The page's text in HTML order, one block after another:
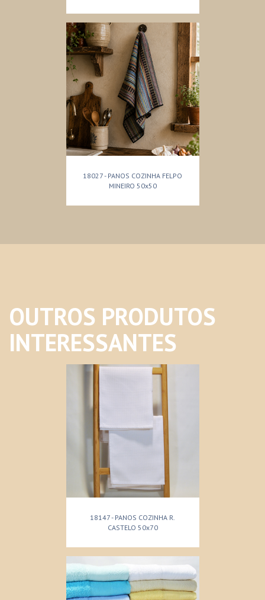
18027 - PANOS COZINHA FELPO
MINEIRO 50x50
OUTROS PRODUTOS
INTERESSANTES
18147 - PANOS COZINHA R.
CASTELO 50x70